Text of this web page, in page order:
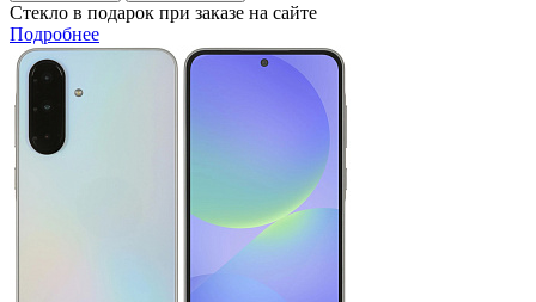
Стекло в подарок при заказе на сайте
Подробнее